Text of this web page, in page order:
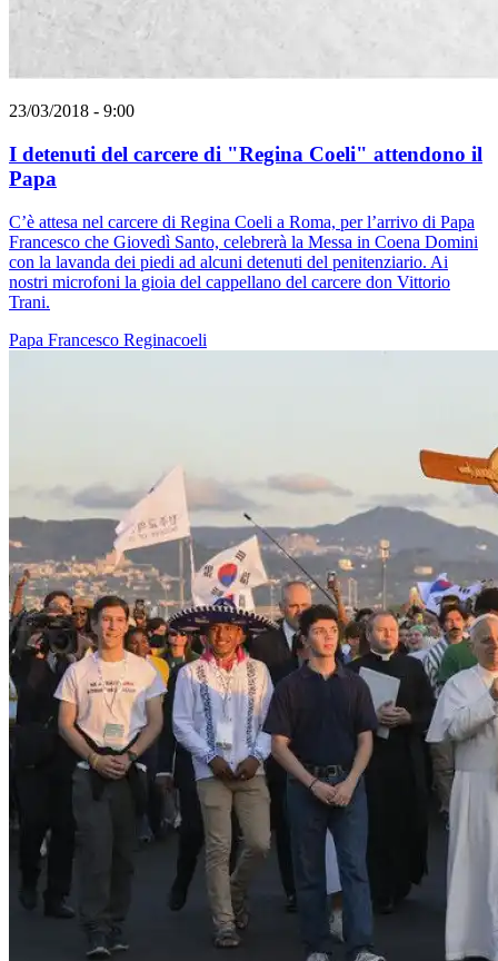
23/03/2018 - 9:00
I detenuti del carcere di "Regina Coeli" attendono il
Papa
C’è attesa nel carcere di Regina Coeli a Roma, per l’arrivo di Papa
Francesco che Giovedì Santo, celebrerà la Messa in Coena Domini
con la lavanda dei piedi ad alcuni detenuti del penitenziario. Ai
nostri microfoni la gioia del cappellano del carcere don Vittorio
Trani.
Papa Francesco Reginacoeli